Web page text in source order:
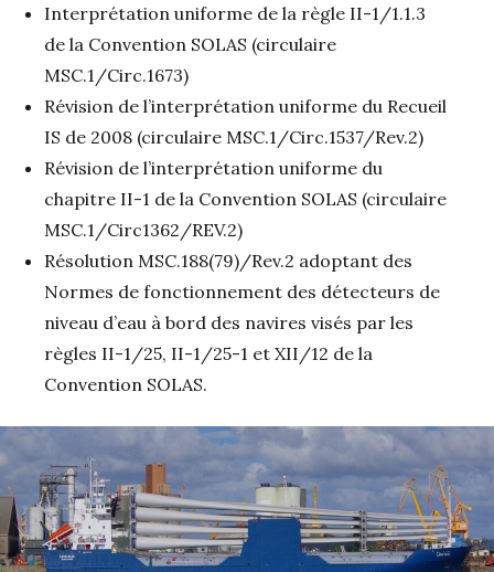
Interprétation uniforme de la règle II-1/1.1.3
de la Convention SOLAS (circulaire
MSC.1/Circ.1673)
Révision de l’interprétation uniforme du Recueil
IS de 2008 (circulaire MSC.1/Circ.1537/Rev.2)
Révision de l’interprétation uniforme du
chapitre II-1 de la Convention SOLAS (circulaire
MSC.1/Circ1362/REV.2)
Résolution MSC.188(79)/Rev.2 adoptant des
Normes de fonctionnement des détecteurs de
niveau d’eau à bord des navires visés par les
règles II-1/25, II-1/25-1 et XII/12 de la
Convention SOLAS.